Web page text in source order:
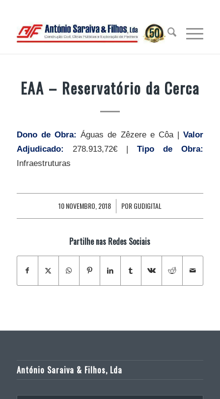
EAA – Reservatório da Cerca
Dono de Obra:Águas de Zêzere e Côa |Valor
Adjudicado: 278.913,72€ |Tipo de Obra:
Infraestruturas
10 NOVEMBRO, 2018
/ PORGUDIGITAL
Partilhe nas Redes Sociais
António Saraiva & Filhos, Lda